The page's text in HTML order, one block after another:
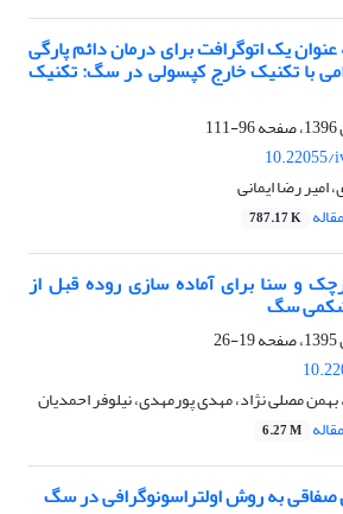
عنوان یک اتوگرافت برای درمان دائم پارگی
با تکنیک خارج کپسولی در سگ: تکنیک
96-111
10.22055/
رضا ایمانی
787.17 K
و سنا برای آماده سازی روده قبل از
شکمی سگ
19-26
مصلی نژاد، مهدی پورمهدی، نیلوفر احمدیان
6.27 M
به روش اولتراسونوگرافی در سگ